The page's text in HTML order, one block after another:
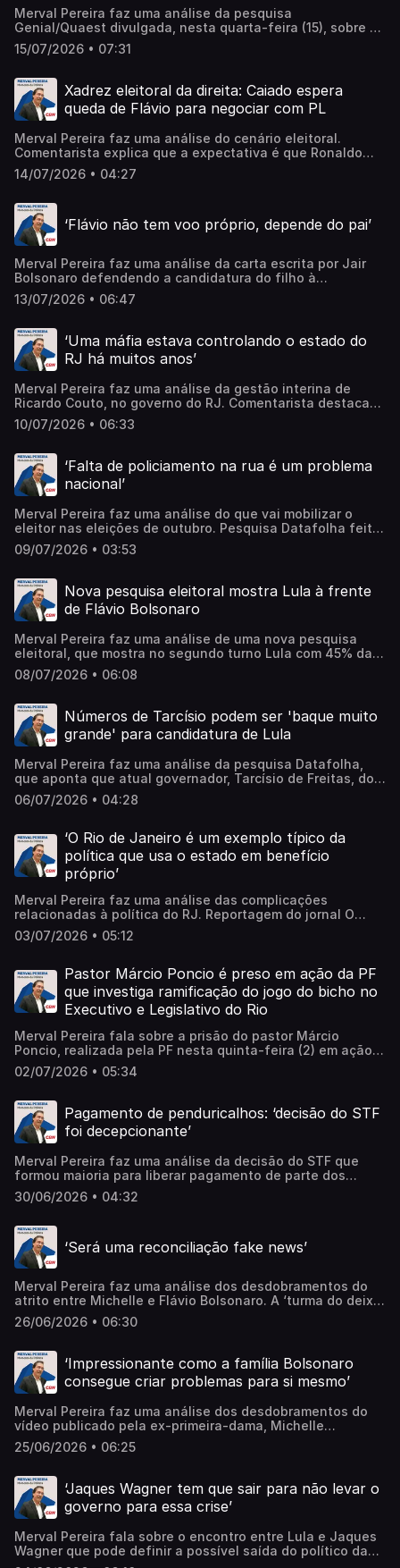
Merval Pereira faz uma análise da pesquisa
Genial/Quaest divulgada, nesta quarta-feira (15), sobre as
intenções de voto para a Presidência da República. A
pesquisa foi amplamente favorável ao presidente Lula e
por Flávio Bolsonaro. ‘Vai começar a ser discutida dentro
do grupo bolsonarista uma alternativa’. Comentarista
destaca, no entanto, que nenhum candidato da direita se
solução’. Ouça. Learn more about your ad choices. Visit
megaphone.fm/adchoices
15/07/2026 • 07:31
Xadrez eleitoral da direita: Caiado espera
queda de Flávio para negociar com PL
Merval Pereira faz uma análise do cenário eleitoral.
Comentarista explica que a expectativa é que Ronaldo
Caiado surja no momento de uma possível queda de
Flávio Bolsonaro. ‘Seria o ideal para fazer um acordo com
destaca, no entanto, que se as outras pesquisas
confirmarem Flávio competitivo com Lula no segundo
turno é difícil que haja um acordo desse tipo. Ouça. Learn
megaphone.fm/adchoices
14/07/2026 • 04:27
‘Flávio não tem voo próprio, depende do pai’
Merval Pereira faz uma análise da carta escrita por Jair
Bolsonaro defendendo a candidatura do filho à
Presidência da República. ‘Flávio não tem voo próprio,
depende do pai. Uma pessoa sem luz própria’.
de Flávio paralelas à atividade de senador são muito
perigosas. ‘Os parceiros políticos de Flávio no Rio de
Janeiro, que á a base do bolsonarismo, estão sendo
chapa de senador’. Ouça. Learn more about your ad
choices. Visit megaphone.fm/adchoices
13/07/2026 • 06:47
‘Uma máfia estava controlando o estado do
RJ há muitos anos’
Merval Pereira faz uma análise da gestão interina de
Ricardo Couto, no governo do RJ. Comentarista destaca
que o estado do ‘RJ há muito tempo está refém de um
grupo político que vem se revezando no poder através do
que essa máquina era baseada na corrupção’. Ouça. Learn
more about your ad choices. Visit
megaphone.fm/adchoices
10/07/2026 • 06:33
‘Falta de policiamento na rua é um problema
nacional’
Merval Pereira faz uma análise do que vai mobilizar o
eleitor nas eleições de outubro. Pesquisa Datafolha feita
em São Paulo apontou que a falta de policiamento é o
principal problema na segurança para os moradores do
será muito debatido durante a campanha’. Comentarista
destaca que outro tema que vai mobilizar o pleito é a
questão da corrupção. Ouça. Learn more about your ad
09/07/2026 • 03:53
Nova pesquisa eleitoral mostra Lula à frente
de Flávio Bolsonaro
Merval Pereira faz uma análise de uma nova pesquisa
eleitoral, que mostra no segundo turno Lula com 45% das
intenções de voto contra 40% do senador Flávio
Bolsonaro. Learn more about your ad choices. Visit
08/07/2026 • 06:08
Números de Tarcísio podem ser 'baque muito
grande' para candidatura de Lula
Merval Pereira faz uma análise da pesquisa Datafolha,
que aponta que atual governador, Tarcísio de Freitas, do
Republicanos, lidera com 46% das intenções de voto. O
ex-ministro da Fazenda, Fernando Haddad, do PT, aparece
choices. Visit megaphone.fm/adchoices
06/07/2026 • 04:28
‘O Rio de Janeiro é um exemplo típico da
política que usa o estado em benefício
próprio’
Merval Pereira faz uma análise das complicações
relacionadas à política do RJ. Reportagem do jornal O
Globo traz um balanço da Controladoria Geral do Estado
que mostra que todos os 77 órgãos da máquina
ligada a políticos de Alerj. ‘O uso da coisa pública em
benefício particular. É esse o caso do Rio de Janeiro’.
Ouça. Learn more about your ad choices. Visit
megaphone.fm/adchoices
03/07/2026 • 05:12
Pastor Márcio Poncio é preso em ação da PF
que investiga ramificação do jogo do bicho no
Executivo e Legislativo do Rio
Merval Pereira fala sobre a prisão do pastor Márcio
Poncio, realizada pela PF nesta quinta-feira (2) em ação
que investiga ramificação do jogo do bicho no Executivo e
Legislativo do Rio. Ele foi encontrado em um flat na Praia
Merval analisa que uma pesquisa que revelou que, no
século XXI, quatro dos cinco presidentes da Alerj foram
presos. Learn more about your ad choices. Visit
02/07/2026 • 05:34
Pagamento de penduricalhos: ‘decisão do STF
foi decepcionante’
Merval Pereira faz uma análise da decisão do STF que
formou maioria para liberar pagamento de parte dos
penduricalhos a juízes e promotores. Comentarista
classificou como lamentável que o STF tenha recuado na
megaphone.fm/adchoices
30/06/2026 • 04:32
‘Será uma reconciliação fake news’
Merval Pereira faz uma análise dos desdobramentos do
atrito entre Michelle e Flávio Bolsonaro. A ‘turma do deixa
disso’, liderada por Valdemar Costa Neto, começa a entrar
em ação para apaziguar situação entre os dois. ‘O fato é
que vier muda a situação’. Comentarista completa dizendo
que ‘a família Bolsonaro tem uma capacidade de se
autodestruir formidável’. Ouça Learn more about your ad
26/06/2026 • 06:30
‘Impressionante como a família Bolsonaro
consegue criar problemas para si mesmo’
Merval Pereira faz uma análise dos desdobramentos do
vídeo publicado pela ex-primeira-dama, Michelle
Bolsonaro, após atrito com Flávio Bolsonaro. O presidente
nacional do PL, Valdemar Costa Neto, tentou minimizar a
'um problema sério para o Flávio’. Ouça. Learn more about
your ad choices. Visit megaphone.fm/adchoices
25/06/2026 • 06:25
‘Jaques Wagner tem que sair para não levar o
governo para essa crise’
Merval Pereira fala sobre o encontro entre Lula e Jaques
Wagner que pode definir a possível saída do político da
liderança do governo no Senado. A situação é complicada